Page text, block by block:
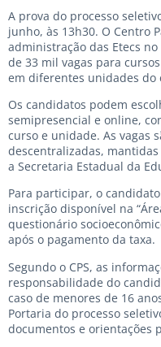
A prova do processo
junho, às 13h30. O Centro
administração das Etecs no
de 33 mil vagas para
em diferentes unidades do
Os candidatos podem
semipresencial e online,
curso e unidade. As vagas
descentralizadas,
a Secretaria Estadual da
Para participar, o
inscrição disponível na
questionário
após o pagamento da taxa.
Segundo o CPS, as
responsabilidade do
caso de menores de 16
Portaria do processo
documentos e orientações